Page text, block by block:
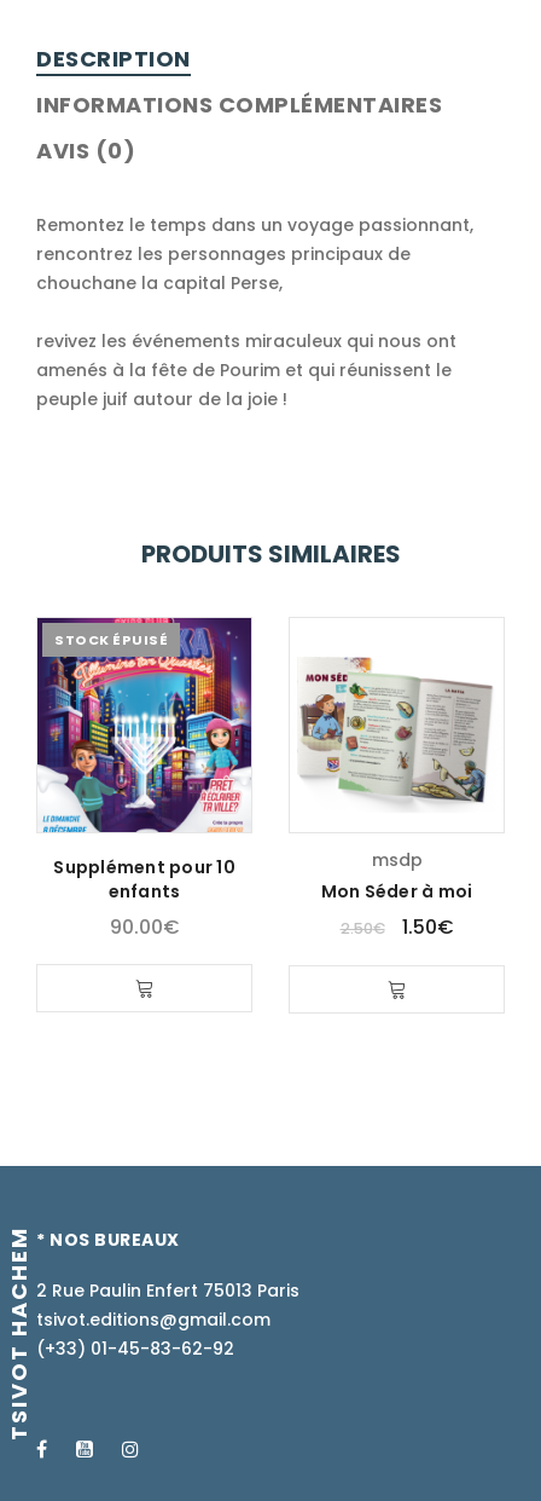
DESCRIPTION
INFORMATIONS COMPLÉMENTAIRES
AVIS (0)
Remontez le temps dans un voyage passionnant,
rencontrez les personnages principaux de
chouchane la capital Perse,
revivez les événements miraculeux qui nous ont
amenés à la fête de Pourim et qui réunissent le
peuple juif autour de la joie !
PRODUITS SIMILAIRES
STOCK ÉPUISÉ
Supplément pour 10
enfants
90.00€
msdp
Mon Séder à moi
2.50€ 1.50€
TSIVOT HACHEM * NOS BUREAUX
2 Rue Paulin Enfert 75013 Paris
tsivot.editions@gmail.com
(+33) 01-45-83-62-92